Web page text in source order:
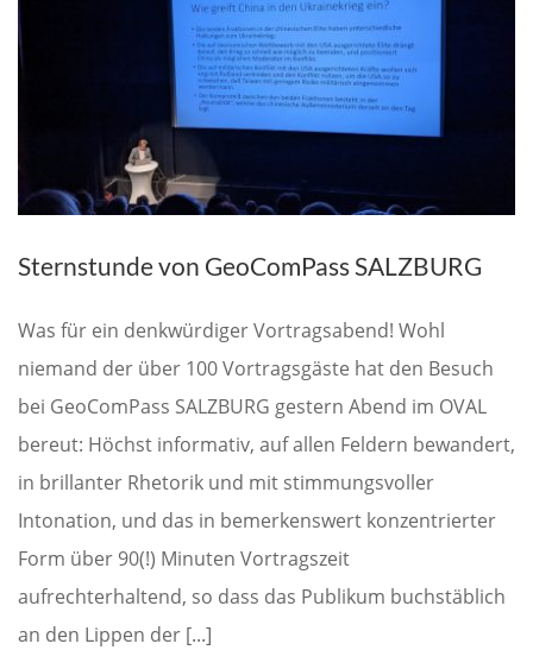
Sternstunde von GeoComPass SALZBURG
Was für ein denkwürdiger Vortragsabend! Wohl
niemand der über 100 Vortragsgäste hat den Besuch
bei GeoComPass SALZBURG gestern Abend im OVAL
bereut: Höchst informativ, auf allen Feldern bewandert,
in brillanter Rhetorik und mit stimmungsvoller
Intonation, und das in bemerkenswert konzentrierter
Form über 90(!) Minuten Vortragszeit
aufrechterhaltend, so dass das Publikum buchstäblich
an den Lippen der [...]